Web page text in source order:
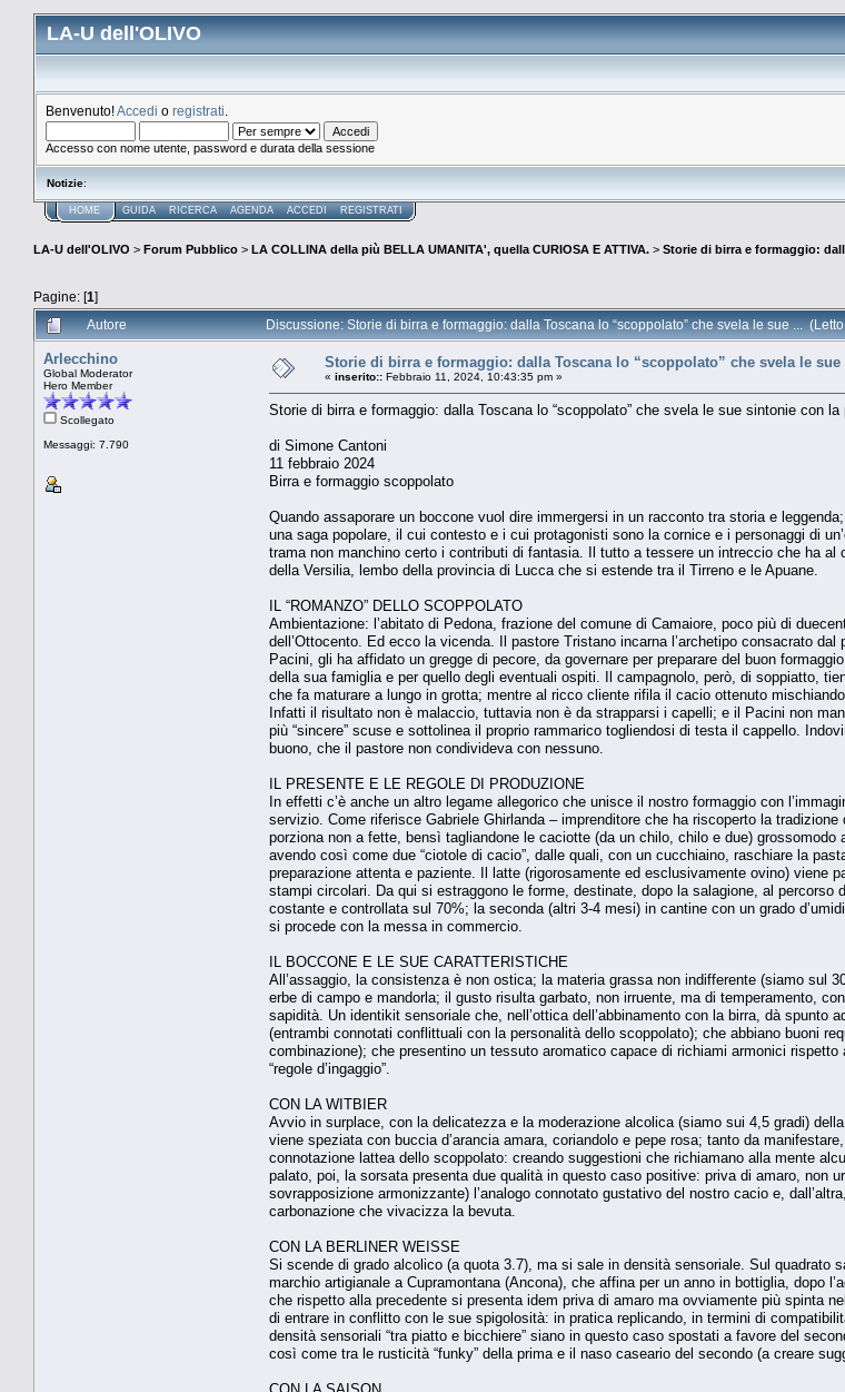
LA-U dell'OLIVO
Benvenuto!Accedi o registrati
Accesso con nome utente, password e durata della sessione
Notizie:
HOME GUIDA RICERCA AGENDA ACCEDI REGISTRATI
LA-U dell'OLIVO > Forum Pubblico > LA COLLINA della più BELLA UMANITA', quella CURIOSA E ATTIVA. > Storie di birra e formaggio:
Pagine: [1]
Autore Discussione: Storie di birra e formaggio: dalla Toscana lo “scoppolato” che svela le sue ...
Arlecchino
Global Moderator
Hero Member
Scollegato
Messaggi: 7.790
Storie di birra e formaggio: dalla Toscana lo “scoppolato” che svela le sue
« inserito:: Febbraio 11, 2024, 10:43:35 pm »
Storie di birra e formaggio: dalla Toscana lo “scoppolato” che svela le sue sintonie con la
di Simone Cantoni
11 febbraio 2024
Birra e formaggio scoppolato
Quando assaporare un boccone vuol dire immergersi in un racconto tra storia e
una saga popolare, il cui contesto e i cui protagonisti sono la cornice e i personaggi di
trama non manchino certo i contributi di fantasia. Il tutto a tessere un intreccio che ha
della Versilia, lembo della provincia di Lucca che si estende tra il Tirreno e le Apuane.
IL “ROMANZO” DELLO SCOPPOLATO
Ambientazione: l’abitato di Pedona, frazione del comune di Camaiore, poco più di
dell’Ottocento. Ed ecco la vicenda. Il pastore Tristano incarna l’archetipo consacrato
Pacini, gli ha affidato un gregge di pecore, da governare per preparare del buon
della sua famiglia e per quello degli eventuali ospiti. Il campagnolo, però, di soppiatto,
che fa maturare a lungo in grotta; mentre al ricco cliente rifila il cacio ottenuto
Infatti il risultato non è malaccio, tuttavia non è da strapparsi i capelli; e il Pacini non
più “sincere” scuse e sottolinea il proprio rammarico togliendosi di testa il cappello.
buono, che il pastore non condivideva con nessuno.
IL PRESENTE E LE REGOLE DI PRODUZIONE
In effetti c’è anche un altro legame allegorico che unisce il nostro formaggio con
servizio. Come riferisce Gabriele Ghirlanda – imprenditore che ha riscoperto la
porziona non a fette, bensì tagliandone le caciotte (da un chilo, chilo e due)
avendo così come due “ciotole di cacio”, dalle quali, con un cucchiaino, raschiare la
preparazione attenta e paziente. Il latte (rigorosamente ed esclusivamente ovino) viene
stampi circolari. Da qui si estraggono le forme, destinate, dopo la salagione, al
costante e controllata sul 70%; la seconda (altri 3-4 mesi) in cantine con un grado
si procede con la messa in commercio.
IL BOCCONE E LE SUE CARATTERISTICHE
All’assaggio, la consistenza è non ostica; la materia grassa non indifferente (siamo sul
erbe di campo e mandorla; il gusto risulta garbato, non irruente, ma di temperamento,
sapidità. Un identikit sensoriale che, nell’ottica dell’abbinamento con la birra, dà
(entrambi connotati conflittuali con la personalità dello scoppolato); che abbiano buoni
combinazione); che presentino un tessuto aromatico capace di richiami armonici
“regole d’ingaggio”.
CON LA WITBIER
Avvio in surplace, con la delicatezza e la moderazione alcolica (siamo sui 4,5 gradi)
viene speziata con buccia d’arancia amara, coriandolo e pepe rosa; tanto da
connotazione lattea dello scoppolato: creando suggestioni che richiamano alla mente
palato, poi, la sorsata presenta due qualità in questo caso positive: priva di amaro, non
sovrapposizione armonizzante) l’analogo connotato gustativo del nostro cacio e,
carbonazione che vivacizza la bevuta.
CON LA BERLINER WEISSE
Si scende di grado alcolico (a quota 3.7), ma si sale in densità sensoriale. Sul quadrato
marchio artigianale a Cupramontana (Ancona), che affina per un anno in bottiglia, dopo
che rispetto alla precedente si presenta idem priva di amaro ma ovviamente più spinta
di entrare in conflitto con le sue spigolosità: in pratica replicando, in termini di
densità sensoriali “tra piatto e bicchiere” siano in questo caso spostati a favore del
così come tra le rusticità “funky” della prima e il naso caseario del secondo (a creare